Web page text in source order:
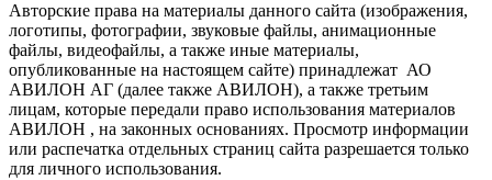
Авторские права на материалы данного сайта (изображения,
логотипы, фотографии, звуковые файлы, анимационные
файлы, видеофайлы, а также иные материалы,
опубликованные на настоящем сайте) принадлежат АО
АВИЛОН АГ (далее также АВИЛОН), а также третьим
лицам, которые передали право использования материалов
АВИЛОН , на законных основаниях. Просмотр информации
или распечатка отдельных страниц сайта разрешается только
для личного использования.